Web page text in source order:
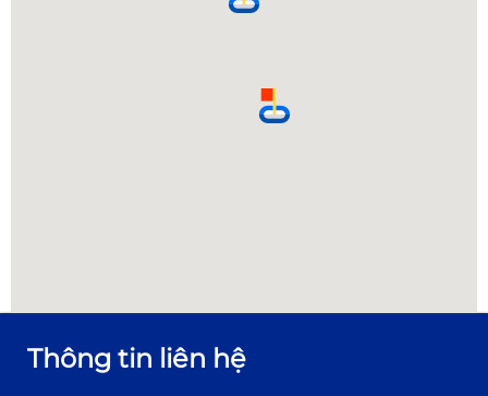
Thông tin liên hệ